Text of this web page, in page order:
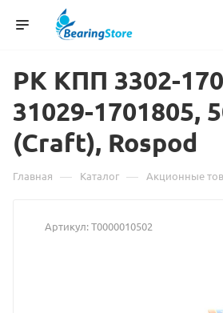
РК КПП
о
товаре
РК
3302-
3302-
31029-1701805,
(Craft), Rospod
Главная — Каталог — Акционные
Артикул:Т0000010502